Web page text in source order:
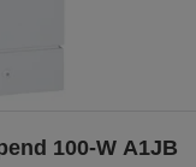
100-W А1JB